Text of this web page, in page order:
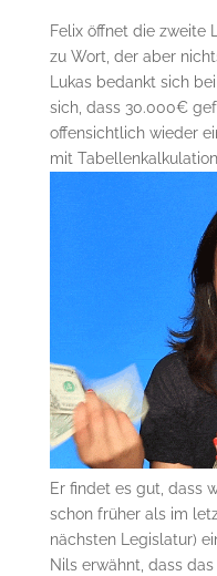
Felix öffnet die zweite
zu Wort, der aber
Lukas bedankt sich
sich, dass 30.000€
offensichtlich wieder
mit
Er findet es gut, dass
schon früher als im
nächsten Legislatur)
Nils erwähnt, dass